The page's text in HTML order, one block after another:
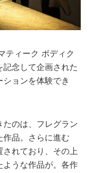
ティーク ボディク
念して企画された
ョンを体験でき
のは、フレグラン
作品。さらに進む
されており、その上
うな作品が。各作